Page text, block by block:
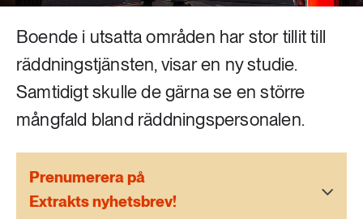
Vatten
Mat & jordbruk
262 ARTIKLAR
Skog
360 ARTIKLAR
Transport
Boende i utsatta områden har stor tillit till
räddningstjänsten, visar en ny studie.
Samtidigt skulle de gärna se en större
mångfald bland räddningspersonalen.
Prenumerera på
Extrakts nyhetsbrev!